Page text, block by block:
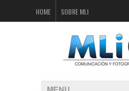
HOME SOBRE MLI